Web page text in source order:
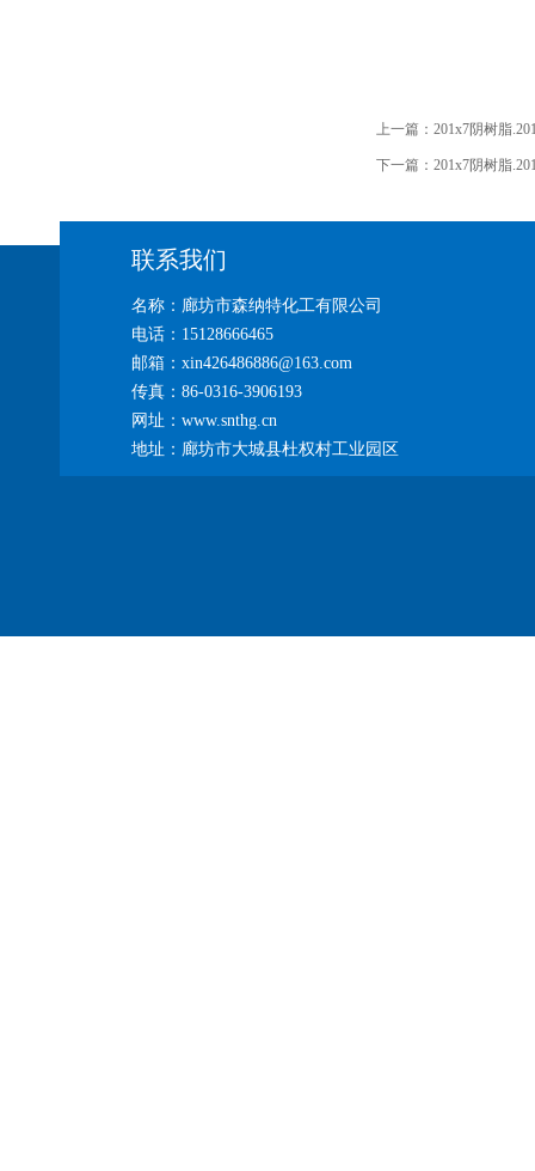
上一篇： 201x7阴树脂
下一篇： 201x7阴树脂
联系我们
名称：廊坊市森纳特化工有限公司
电话：15128666465
邮箱：xin426486886@163.com
传真：86-0316-3906193
网址：www.snthg.cn
地址：廊坊市大城县杜权村工业园区